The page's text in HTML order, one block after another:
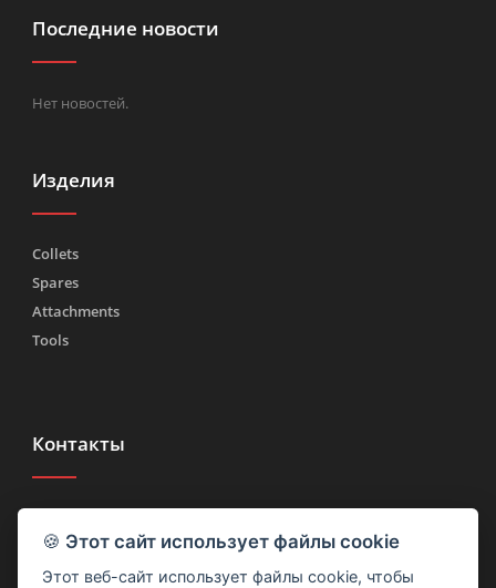
Последние новости
Нет новостей.
Изделия
Collets
Spares
Attachments
Tools
Контакты
Факс (+39) 030 2753090
🍪 Этот сайт использует файлы cookie
Этот веб-сайт использует файлы cookie, чтобы